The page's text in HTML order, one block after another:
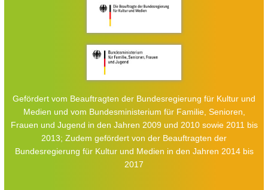
Gefördert vom Beauftragten der Bundesregierung für Kultur und
Medien und vom Bundesministerium für Familie, Senioren,
Frauen und Jugend in den Jahren 2009 und 2010 sowie 2011 bis
2013; Zudem gefördert von der Beauftragten der
Bundesregierung für Kultur und Medien in den Jahren 2014 bis
2017